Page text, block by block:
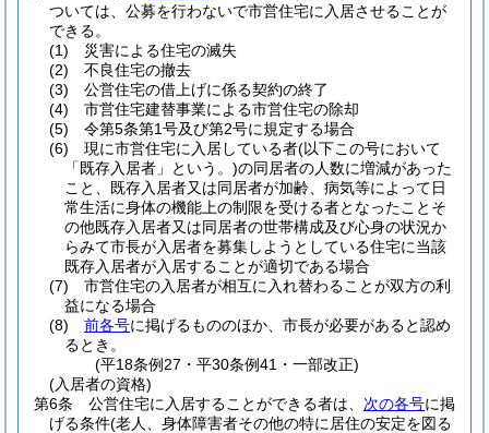
ついては、公募を行わないで市営住宅に入居させることが
できる。
(1)
災害による住宅の滅失
(2)
不良住宅の撤去
(3)
公営住宅の借上げに係る契約の終了
(4)
市営住宅建替事業による市営住宅の除却
(5)
令第5条第1号及び第2号に規定する場合
(6)
現に市営住宅に入居している者(以下この号において
「既存入居者」という。)の同居者の人数に増減があった
こと、既存入居者又は同居者が加齢、病気等によって日
常生活に身体の機能上の制限を受ける者となったことそ
の他既存入居者又は同居者の世帯構成及び心身の状況か
らみて市長が入居者を募集しようとしている住宅に当該
既存入居者が入居することが適切である場合
(7)
市営住宅の入居者が相互に入れ替わることが双方の利
益になる場合
(8)
前各号に掲げるもののほか、市長が必要があると認め
るとき。
(平18条例27・平30条例41・一部改正)
(入居者の資格)
第6条
公営住宅に入居することができる者は、 次の各号に掲
げる条件(老人、身体障害者その他の特に居住の安定を図る